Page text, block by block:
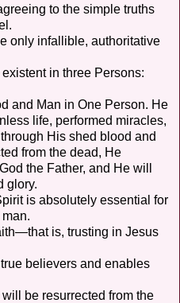
to the simple truths
only infallible, authoritative
in three Persons:
and Man in One Person. He
life, performed miracles,
His shed blood and
from the dead, He
the Father, and He will
glory.
is absolutely essential for
is, trusting in Jesus
believers and enables
be resurrected from the